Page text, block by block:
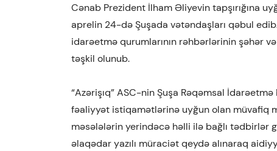
Cənab Prezident İlham Əliyevin tapşırığına
aprelin 24-də Şuşada vətəndaşları qəbul
idarəetmə qurumlarının rəhbərlərinin şəhər
təşkil olunub.
“Azərişıq” ASC-nin Şuşa Rəqəmsal
fəaliyyət istiqamətlərinə uyğun olan müvafiq
məsələlərin yerindəcə həlli ilə bağlı tədbirlər
əlaqədar yazılı müraciət qeydə alınaraq